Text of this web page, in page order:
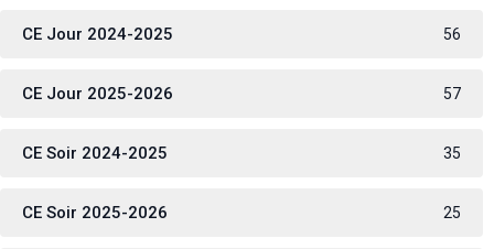
CE Jour 2024-2025 56
CE Jour 2025-2026 57
CE Soir 2024-2025 35
CE Soir 2025-2026 25